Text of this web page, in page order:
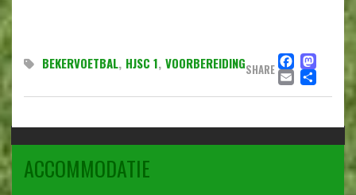
BEKERVOETBAL, HJSC 1, VOORBEREIDINGSHARE EMAIL
ACCOMMODATIE